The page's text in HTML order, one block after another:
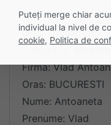
Data inregistrare:
Firma: Vlad
Oras: BUCURESTI
Nume: Antoaneta
Prenume: Vlad
Puteți merge chiar
individual la nivel de
cookie, Politica de